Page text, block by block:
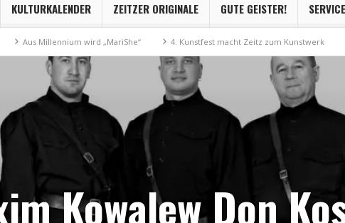
KULTURKALENDER ZEITZER ORIGINALE GUTE GEISTER! SERVICE
Millennium wird „MariShe“ 4. Kunstfest macht Zeitz zum Kunstwerk
Kowalew Don